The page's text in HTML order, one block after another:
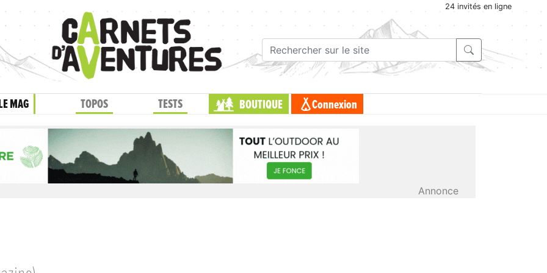
24 invités en ligne
MAG TOPOS TESTS BOUTIQUE Connexion
Annonce